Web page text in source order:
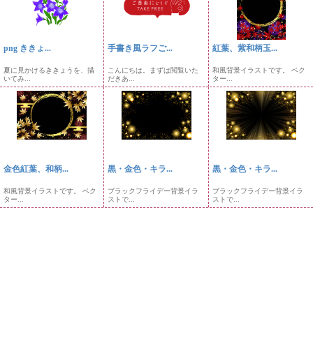
png ききょ...
夏に見かけるききょうを、描
いてみ...
手書き風ラフご...
こんにちは。まずは閲覧いた
だきあ...
紅葉、紫和柄玉...
和風背景イラストです。 ベク
ター...
金色紅葉、和柄...
和風背景イラストです。 ベク
ター...
黒・金色・キラ...
ブラックフライデー背景イラ
ストで...
黒・金色・キラ...
ブラックフライデー背景イラ
ストで...